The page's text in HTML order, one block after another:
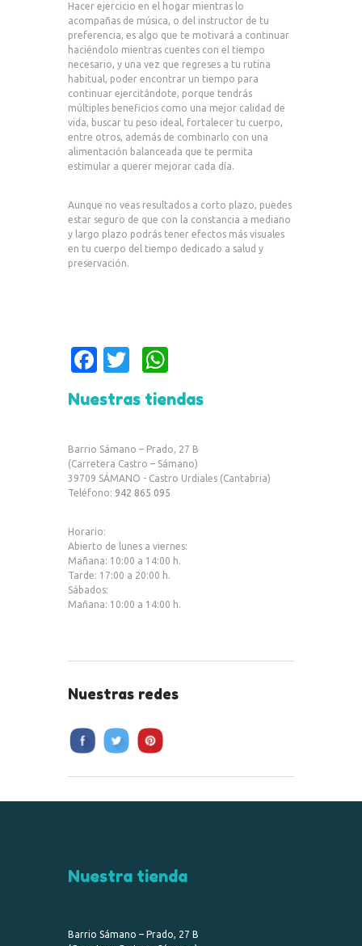
Hacer ejercicio en el hogar mientras lo
acompañas de música, o del instructor de tu
preferencia, es algo que te motivará a continuar
haciéndolo mientras cuentes con el tiempo
necesario, y una vez que regreses a tu rutina
habitual, poder encontrar un tiempo para
continuar ejercitándote, porque tendrás
múltiples beneficios como una mejor calidad de
vida, buscar tu peso ideal, fortalecer tu cuerpo,
entre otros, además de combinarlo con una
alimentación balanceada que te permita
estimular a querer mejorar cada día.
Aunque no veas resultados a corto plazo, puedes
estar seguro de que con la constancia a mediano
y largo plazo podrás tener efectos más visuales
en tu cuerpo del tiempo dedicado a salud y
preservación.
Fa
e
b
o
o
w
it
r
at
A
p
Nuestras tiendas
Barrio Sámano – Prado, 27 B
(Carretera Castro – Sámano)
39709 SÁMANO - Castro Urdiales (Cantabria)
Teléfono: 942 865 095
Horario:
Abierto de lunes a viernes:
Mañana: 10:00 a 14:00 h.
Tarde: 17:00 a 20:00 h.
Sábados:
Mañana: 10:00 a 14:00 h.
Nuestras redes
Nuestra tienda
Barrio Sámano – Prado, 27 B